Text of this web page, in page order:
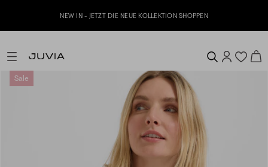
KOLLEKTION SHOPPEN
Sale